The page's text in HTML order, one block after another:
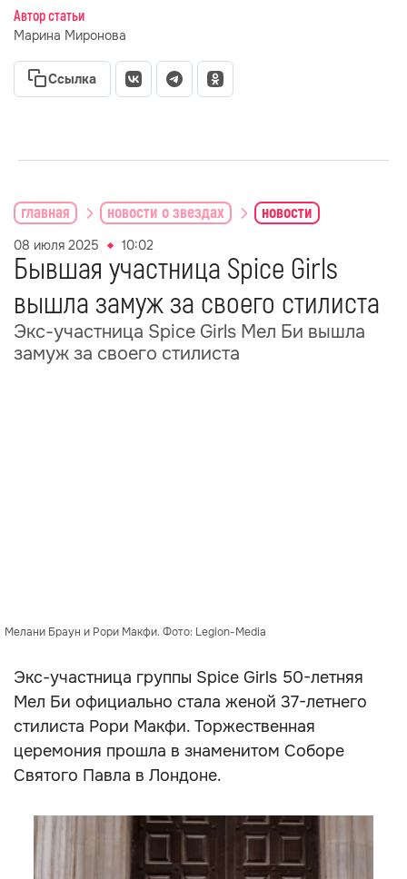
Автор статьи
Марина Миронова
Ссылка
главная новости о звездах новости
08 июля 2025 10:02
Бывшая участница Spice Girls
вышла замуж за своего стилиста
Экс-участница Spice Girls Мел Би вышла
замуж за своего стилиста
Мелани Браун и Рори Макфи. Фото: Legion-Media
Экс-участница группы Spice Girls 50-летняя
Мел Би официально стала женой 37-летнего
стилиста Рори Макфи. Торжественная
церемония прошла в знаменитом Соборе
Святого Павла в Лондоне.